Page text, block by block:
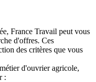
France Travail peut vous
d'offres. Ces
des critères que vous
d'ouvrier agricole,
: